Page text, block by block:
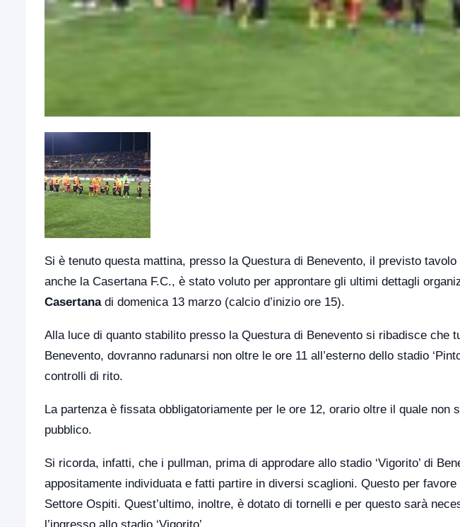
Si è tenuto questa mattina, presso la Questura di Benevento, il previsto
anche la Casertana F.C., è stato voluto per approntare gli ultimi dettagli
Casertanadi domenica 13 marzo (calcio d’inizio ore 15).
Alla luce di quanto stabilito presso la Questura di Benevento si ribadisce che
Benevento, dovranno radunarsi non oltre le ore 11 all’esterno dello stadio
controlli di rito.
La partenza è fissata obbligatoriamente per le ore 12, orario oltre il quale non
pubblico.
Si ricorda, infatti, che i pullman, prima di approdare allo stadio ‘Vigorito’ di
appositamente individuata e fatti partire in diversi scaglioni. Questo per
Settore Ospiti. Quest’ultimo, inoltre, è dotato di tornelli e per questo sarà